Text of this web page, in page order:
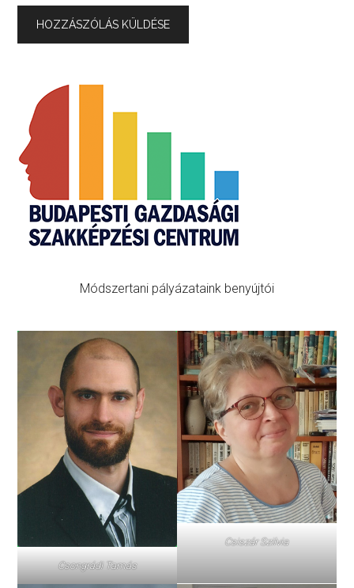
Primary
Sidebar
Módszertani pályázataink benyújtói
Csongrádi Tamás
Csiszár Szilvia